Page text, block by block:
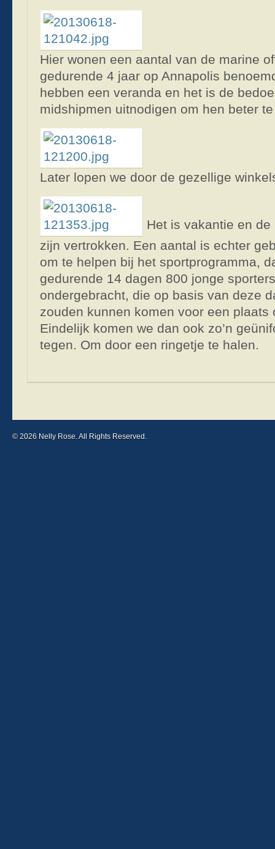
Hier wonen een aantal van de marine
gedurende 4 jaar op Annapolis
hebben een veranda en het is de
midshipmen uitnodigen om hen beter
Later lopen we door de gezellige
Het is vakantie en
zijn vertrokken. Een aantal is echter
om te helpen bij het sportprogramma,
gedurende 14 dagen 800 jonge
ondergebracht, die op basis van deze
zouden kunnen komen voor een plaats
Eindelijk komen we dan ook zo’n
tegen. Om door een ringetje te halen.
© 2026 Nelly Rose. All Rights Reserved.